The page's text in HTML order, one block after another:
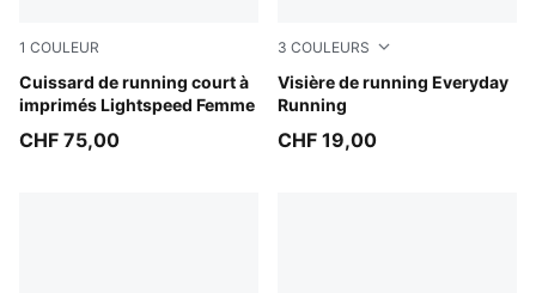
1 COULEUR
Cuissard de running court à
imprimés Lightspeed Femme
Inky Depths
CHF 75,00
3 COULEURS
Visière de running Everyday
Running
Puma White
CHF 19,00